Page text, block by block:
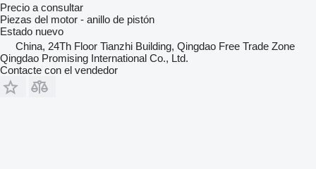
Precio a consultar
Piezas del motor - anillo de pistón
Estado nuevo
China, 24Th Floor Tianzhi Building, Qingdao Free Trade Zone
Qingdao Promising International Co., Ltd.
Contacte con el vendedor